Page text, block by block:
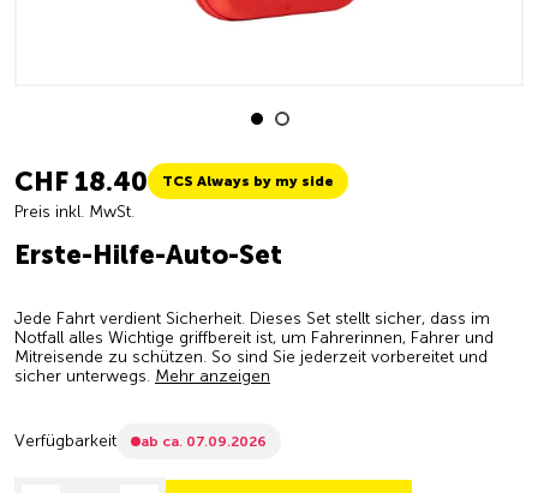
CHF 18.40 TCS Always by my side
Preis inkl. MwSt.
Erste-Hilfe-Auto-Set
Jede Fahrt verdient Sicherheit. Dieses Set stellt sicher, dass im
Notfall alles Wichtige griffbereit ist, um Fahrerinnen, Fahrer und
Mitreisende zu schützen. So sind Sie jederzeit vorbereitet und
sicher unterwegs. Mehr anzeigen
Verfügbarkeit ab ca. 07.09.2026